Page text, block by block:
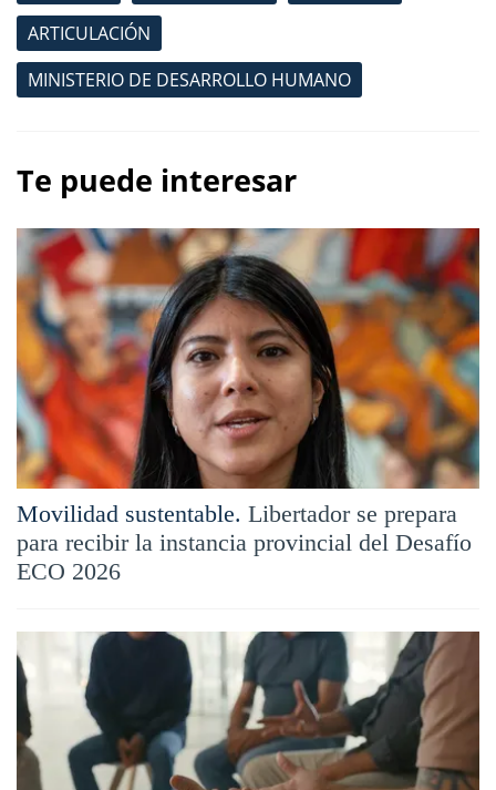
ARTICULACIÓN
MINISTERIO DE DESARROLLO HUMANO
Te puede interesar
Movilidad sustentable. Libertador se prepara
para recibir la instancia provincial del Desafío
ECO 2026